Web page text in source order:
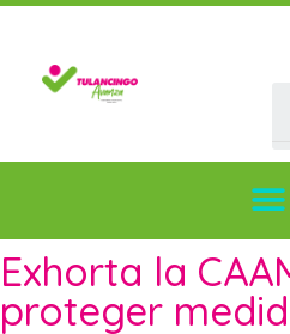
Exhorta la
proteger